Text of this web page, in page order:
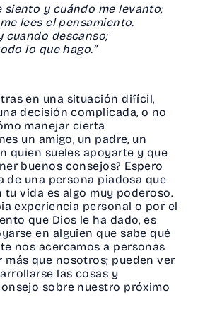
siento y cuándo me levanto;
lees el pensamiento.
cuando descanso;
lo que hago.”
en una situación difícil,
decisión complicada, o no
manejar cierta
un amigo, un padre, un
quien sueles apoyarte y que
buenos consejos? Espero
de una persona piadosa que
vida es algo muy poderoso.
experiencia personal o por el
que Dios le ha dado, es
en alguien que sabe qué
nos acercamos a personas
más que nosotros; pueden ver
las cosas y
sobre nuestro próximo